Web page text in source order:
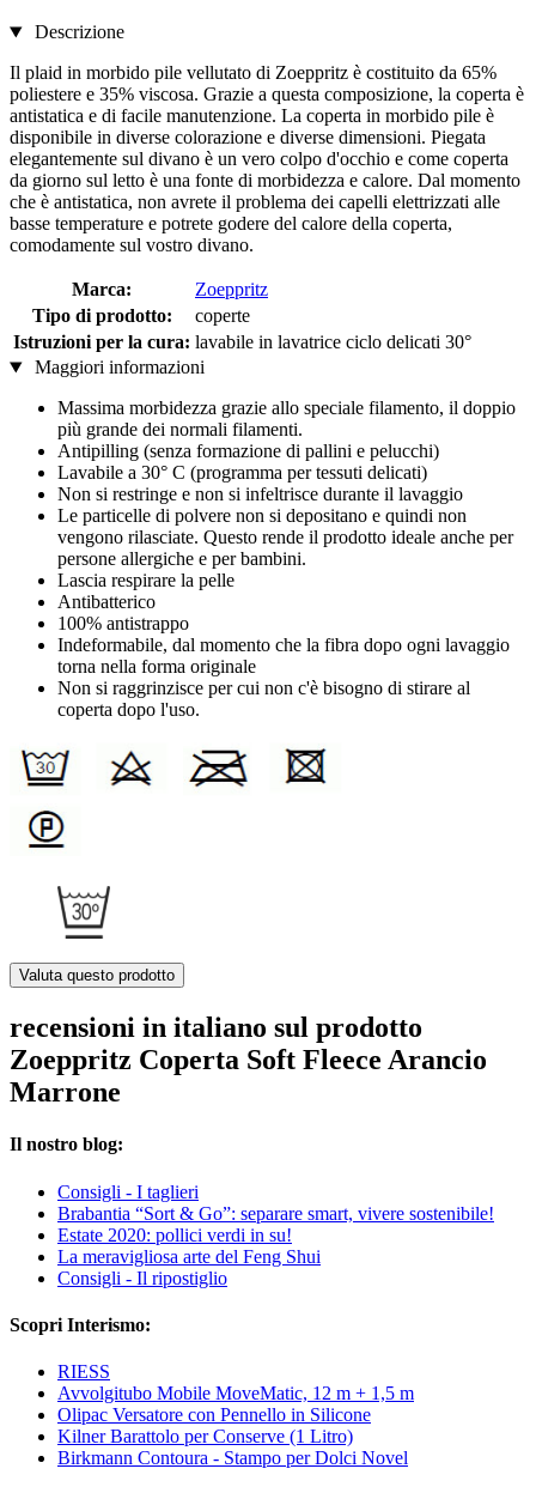
Descrizione
Il plaid in morbido pile vellutato di Zoeppritz è costituito da 65%
poliestere e 35% viscosa. Grazie a questa composizione, la coperta è
antistatica e di facile manutenzione. La coperta in morbido pile è
disponibile in diverse colorazione e diverse dimensioni. Piegata
elegantemente sul divano è un vero colpo d'occhio e come coperta
da giorno sul letto è una fonte di morbidezza e calore. Dal momento
che è antistatica, non avrete il problema dei capelli elettrizzati alle
basse temperature e potrete godere del calore della coperta,
comodamente sul vostro divano.
Marca:
Zoeppritz
Tipo di prodotto:
coperte
Istruzioni per la cura: lavabile in lavatrice ciclo delicati 30°
Maggiori informazioni
Massima morbidezza grazie allo speciale filamento, il doppio
più grande dei normali filamenti.
Antipilling (senza formazione di pallini e pelucchi)
Lavabile a 30° C (programma per tessuti delicati)
Non si restringe e non si infeltrisce durante il lavaggio
Le particelle di polvere non si depositano e quindi non
vengono rilasciate. Questo rende il prodotto ideale anche per
persone allergiche e per bambini.
Lascia respirare la pelle
Antibatterico
100% antistrappo
Indeformabile, dal momento che la fibra dopo ogni lavaggio
torna nella forma originale
Non si raggrinzisce per cui non c'è bisogno di stirare al
coperta dopo l'uso.
Valuta questo prodotto
recensioni in italiano sul prodotto
Zoeppritz Coperta Soft Fleece Arancio
Marrone
Il nostro blog:
Consigli - I taglieri
Brabantia “Sort & Go”: separare smart, vivere sostenibile!
Estate 2020: pollici verdi in su!
La meravigliosa arte del Feng Shui
Consigli - Il ripostiglio
Scopri Interismo:
RIESS
Avvolgitubo Mobile MoveMatic, 12 m + 1,5 m
Olipac Versatore con Pennello in Silicone
Kilner Barattolo per Conserve (1 Litro)
Birkmann Contoura - Stampo per Dolci Novel